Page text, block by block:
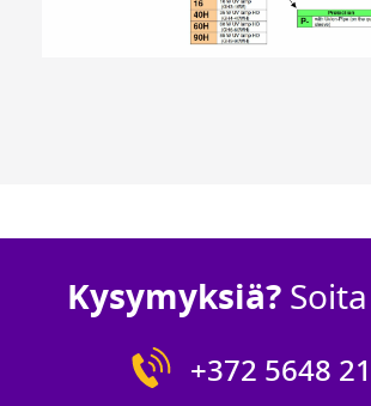
Kysymyksiä?
+372 5648